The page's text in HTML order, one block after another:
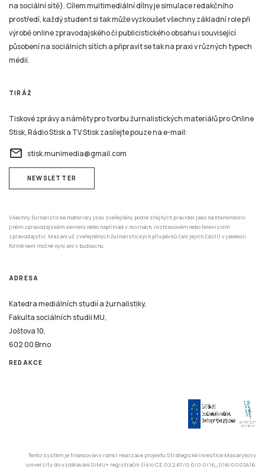
na sociální sítě). Cílem multimediální dílny je simulace redakčního
prostředí, každý student si tak může vyzkoušet všechny základní role při
výrobě online zpravodajského či publicistického obsahu i související
působení na sociálních sítích a připravit se tak na praxi v různých typech
médií.
TIRÁŽ
Tiskové zprávy a náměty pro tvorbu žurnalistických materiálů pro Online
Stisk, Rádio Stisk a TV Stisk zasílejte pouze na e-mail:
email stisk.munimedia@gmail.com
NEWSLETTER
Všechny žurnalistické materiály jsou zveřejněny podle stejných pravidel jako na kterémkoliv
jiném zpravodajském serveru nebo například v novinách, rozhlasovém nebo televizním
zpravodajství. Mazání už zveřejněných žurnalistických příspěvků (ani jejich částí) v jakékoli
formě není možné nyní ani v budoucnu.
ADRESA
Katedra mediálních studií a žurnalistiky,
Fakulta sociálních studií MU,
Joštova 10,
602 00 Brno
REDAKCE
Tento systém je financován v rámci realizace projektu Strategické investice Masarykovy
univerzity do vzdělávání SIMU+ registrační číslo CZ.02.2.67/0.0/0.0/16_016/0002416.